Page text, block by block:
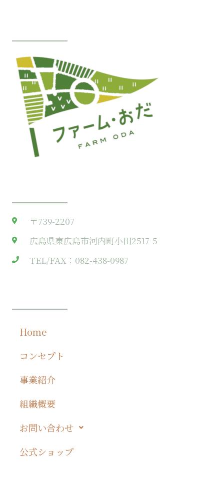
〒739-2207
広島県東広島市河内町小田2517-5
TEL/FAX：082-438-0987
Home
コンセプト
事業紹介
組織概要
お問い合わせ
公式ショップ